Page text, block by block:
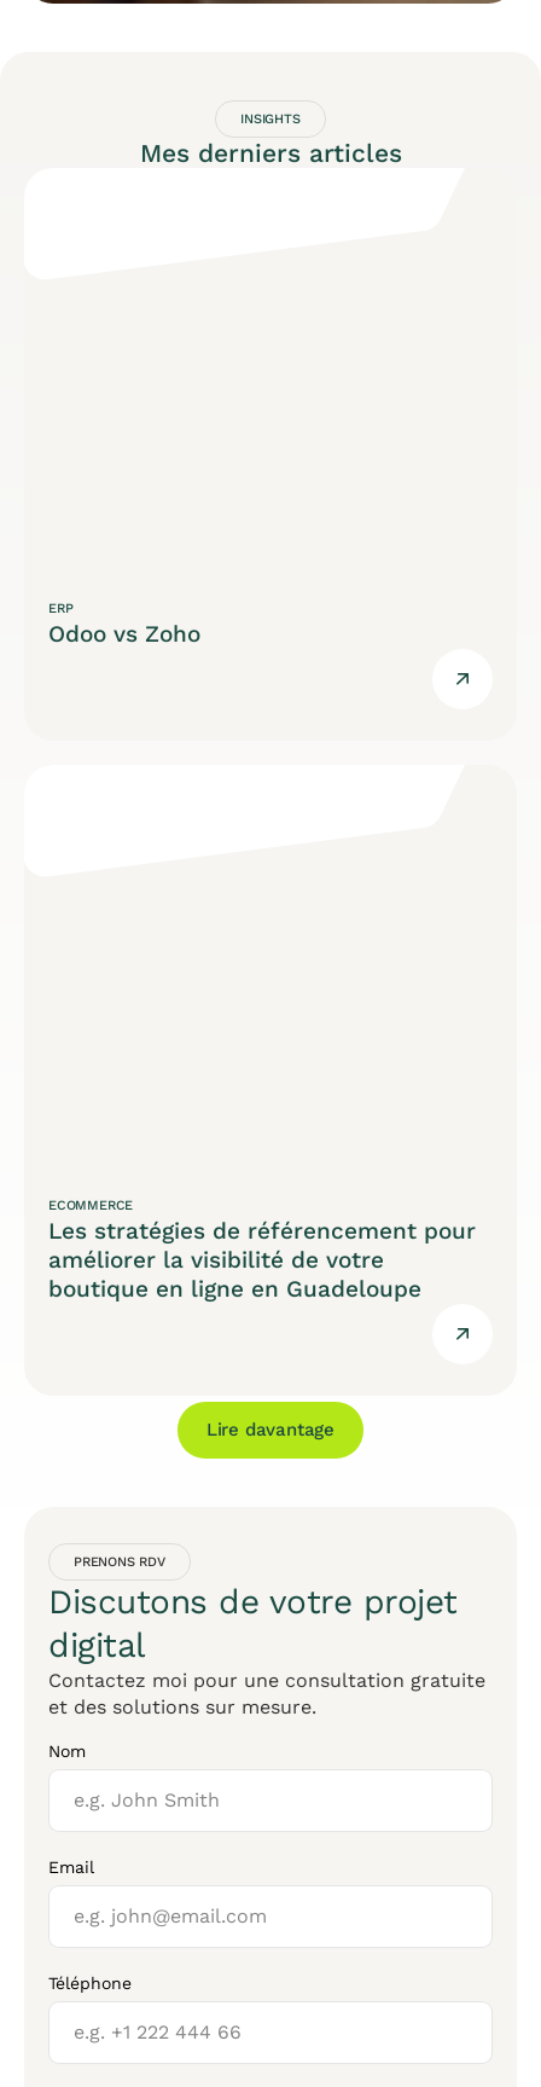
INSIGHTS
Mes derniers articles
ERP
Odoo vs Zoho
ECOMMERCE
Les stratégies de référencement pour
améliorer la visibilité de votre
boutique en ligne en Guadeloupe
Lire davantage
PRENONS RDV
Discutons de votre projet
digital
Contactez moi pour une consultation gratuite
et des solutions sur mesure.
Nom
Email
Téléphone